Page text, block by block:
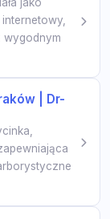
jako
wygodnym
| Dr-